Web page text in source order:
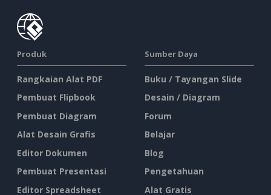
Produk
Rangkaian Alat PDF
Pembuat Flipbook
Pembuat Diagram
Alat Desain Grafis
Editor Dokumen
Pembuat Presentasi
Editor Spreadsheet
Sumber Daya
Buku / Tayangan Slide
Desain / Diagram
Forum
Belajar
Blog
Pengetahuan
Alat Gratis